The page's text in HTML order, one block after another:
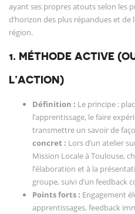
ayant ses propres atouts selon les
d’horizon des plus répandues et
région.
1. MÉTHODE ACTIVE
L’ACTION)
Définition : Le principe :
l’apprentissage, le faire
transmettre un savoir de
concret : Lors d’un atelier
Mission Locale à Toulouse,
l’élaboration et à la
groupe, suivi d’un feedback
Points forts : Engagement
apprentissages, feedback